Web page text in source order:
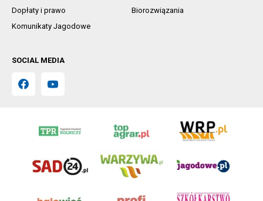
Dopłaty i prawo
Biorozwiązania
Komunikaty Jagodowe
SOCIAL MEDIA